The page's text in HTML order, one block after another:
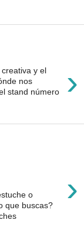
›
y el
nos
stand número
›
o
que buscas?